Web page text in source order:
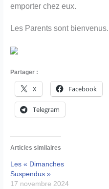
emporter chez eux.
Les Parents sont bienvenus.
Partager :
X Facebook
Telegram
Articles similaires
Les « Dimanches
Suspendus »
17 novembre 2024